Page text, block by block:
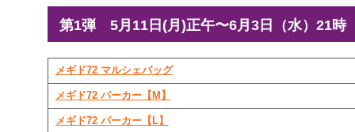
第1弾 5月11日(月)正午〜6月3日（水）21時
メギド72 マルシェバッグ
メギド72 パーカー【M】
メギド72 パーカー【L】